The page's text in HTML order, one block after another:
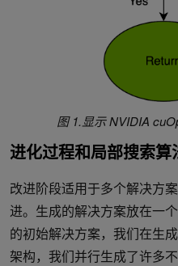
图 1.显示 NVIDIA
进化过程和局部搜索算
改进阶段适用于多个解决方
进。生成的解决方案放在一
的初始解决方案，我们在生
架构，我们并行生成了许多